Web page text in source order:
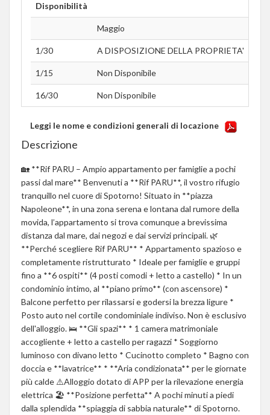
Disponibilità
Maggio
1/30 A DISPOSIZIONE DELLA PROPRIETA'
1/15 Non Disponibile
16/30 Non Disponibile
Leggi le nome e condizioni generali di locazione
Descrizione
🏡 **Rif PARU – Ampio appartamento per famiglie a pochi
passi dal mare** Benvenuti a **Rif PARU**, il vostro rifugio
tranquillo nel cuore di Spotorno! Situato in **piazza
Napoleone**, in una zona serena e lontana dal rumore della
movida, l’appartamento si trova comunque a brevissima
distanza dal mare, dai negozi e dai servizi principali. 🌿
**Perché scegliere Rif PARU** * Appartamento spazioso e
completamente ristrutturato * Ideale per famiglie e gruppi
fino a **6 ospiti** (4 posti comodi + letto a castello) * In un
condominio intimo, al **piano primo** (con ascensore) *
Balcone perfetto per rilassarsi e godersi la brezza ligure *
Posto auto nel cortile condominiale indiviso. Non è esclusivo
dell'alloggio. 🛌 **Gli spazi** * 1 camera matrimoniale
accogliente + letto a castello per ragazzi * Soggiorno
luminoso con divano letto * Cucinotto completo * Bagno con
doccia e **lavatrice** * **Aria condizionata** per le giornate
più calde ⚠️Alloggio dotato di APP per la rilevazione energia
elettrica 🏖 **Posizione perfetta** A pochi minuti a piedi
dalla splendida **spiaggia di sabbia naturale** di Spotorno.